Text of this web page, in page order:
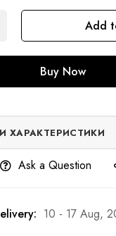
Add
Buy Now
ХАРАКТЕРИСТИКИ
Ask a Question
10 - 17 Aug,